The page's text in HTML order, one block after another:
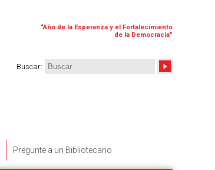
“Año de la Esperanza y el Fortalecimiento
de la Democracia”
Buscar:
Pregunte a un Bibliotecario